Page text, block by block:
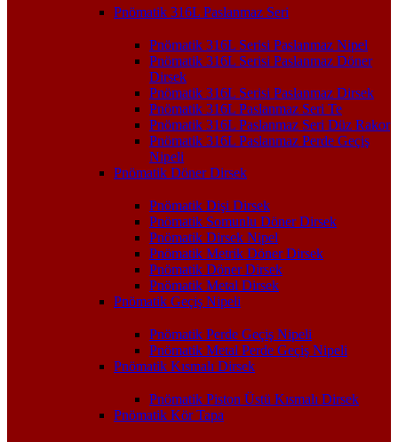
Pnömatik 316L Paslanmaz Seri
Pnömatik 316L Serisi Paslanmaz Nipel
Pnömatik 316L Serisi Paslanmaz Döner
Dirsek
Pnömatik 316L Serisi Paslanmaz Dirsek
Pnömatik 316L Paslanmaz Seri Te
Pnömatik 316L Paslanmaz Seri Düz Rakor
Pnömatik 316L Paslanmaz Perde Geçiş
Nipeli
Pnömatik Döner Dirsek
Pnömatik Dişi Dirsek
Pnömatik Somunlu Döner Dirsek
Pnömatik Dirsek Nipel
Pnömatik Metrik Döner Dirsek
Pnömatik Döner Dirsek
Pnömatik Metal Dirsek
Pnömatik Geçiş Nipeli
Pnömatik Perde Geçiş Nipeli
Pnömatik Metal Perde Geçiş Nipeli
Pnömatik Kısmalı Dirsek
Pnömatik Piston Üstü Kısmalı Dirsek
Pnömatik Kör Tapa